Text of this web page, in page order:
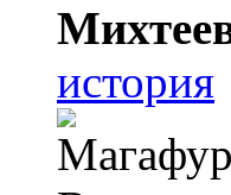
история